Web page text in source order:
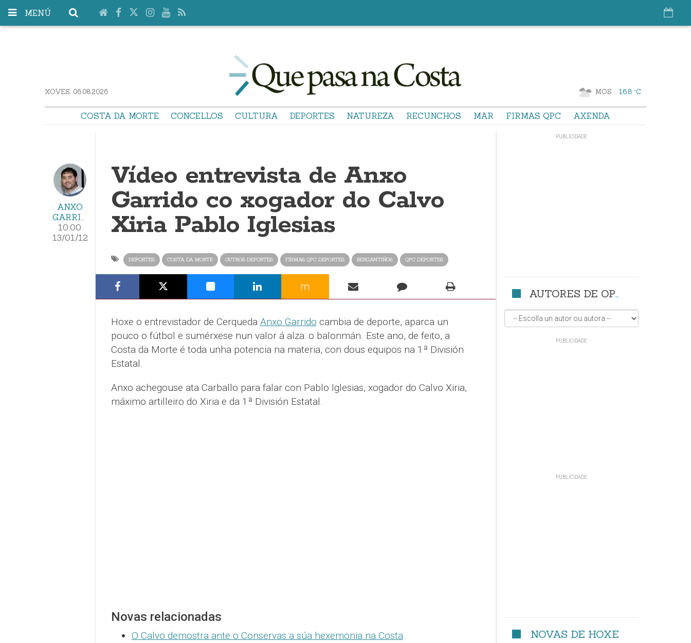
MENÚ
XOVES. 06.08.2026 MOS 16.8 °C
COSTA DA MORTE CONCELLOS CULTURA DEPORTES NATUREZA RECUNCHOS MAR FIRMAS QPC AXENDA
ANXO
GARRIDO
10:00
13/01/12
Vídeo entrevista de Anxo
Garrido co xogador do Calvo
Xiria Pablo Iglesias
DEPORTES COSTA DA MORTE OUTROS DEPORTES FIRMAS QPC DEPORTES BERGANTIÑOS QPC DEPORTES
m
Hoxe o entrevistador de Cerqueda Anxo Garrido cambia de deporte, aparca un
pouco o fútbol e sumérxese nun valor á alza: o balonmán. Este ano, de feito, a
Costa da Morte é toda unha potencia na materia, con dous equipos na 1ª División
Estatal.
Anxo achegouse ata Carballo para falar con Pablo Iglesias, xogador do Calvo Xiria,
máximo artilleiro do Xiria e da 1ª División Estatal.
Novas relacionadas
O Calvo demostra ante o Conservas a súa hexemonia na Costa.
AUTORES DE OPINIÓN
NOVAS DE HOXE